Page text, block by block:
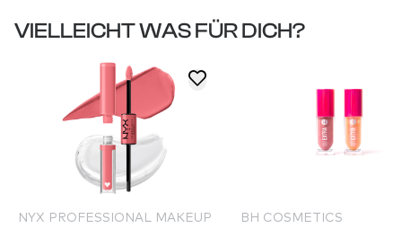
VIELLEICHT WAS FÜR DICH?
NYX PROFESSIONAL MAKEUP BH COSMETICS